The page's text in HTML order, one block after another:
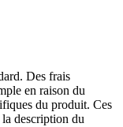
Des frais
en raison du
du produit. Ces
description du